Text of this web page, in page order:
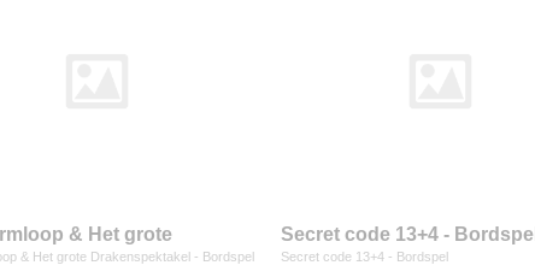
& Het grote
- Bordspel
& Het grote Drakenspektakel - Bordspel
Secret code 13+4 - Bordspel
Secret code 13+4 - Bordspel